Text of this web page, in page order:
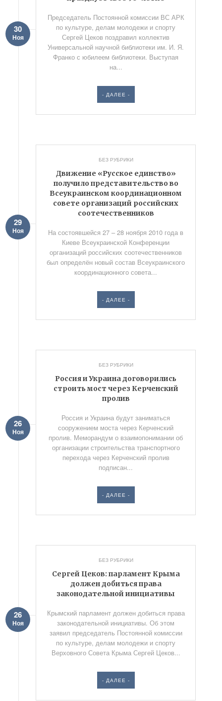
30
Ноя
Председатель Постоянной комиссии ВС АРК
по культуре, делам молодежи и спорту
Сергей Цеков поздравил коллектив
Универсальной научной библиотеки им. И. Я.
Франко с юбилеем библиотеки. Выступая
на...
- ДАЛЕЕ -
БЕЗ РУБРИКИ
Движение «Русское единство»
получило представительство во
Всеукраинском координационном
совете организаций российских
соотечественников
29
Ноя
На состоявшейся 27 – 28 ноября 2010 года в
Киеве Всеукраинской Конференции
организаций российских соотечественников
был определён новый состав Всеукраинского
координационного совета...
- ДАЛЕЕ -
БЕЗ РУБРИКИ
Россия и Украина договорились
строить мост через Керченский
пролив
26
Ноя
Россия и Украина будут заниматься
сооружением моста через Керченский
пролив. Меморандум о взаимопонимании об
организации строительства транспортного
перехода через Керченский пролив
подписан...
- ДАЛЕЕ -
БЕЗ РУБРИКИ
Сергей Цеков: парламент Крыма
должен добиться права
законодательной инициативы
26
Ноя
Крымский парламент должен добиться права
законодательной инициативы. Об этом
заявил председатель Постоянной комиссии
по культуре, делам молодежи и спорту
Верховного Совета Крыма Сергей Цеков...
- ДАЛЕЕ -